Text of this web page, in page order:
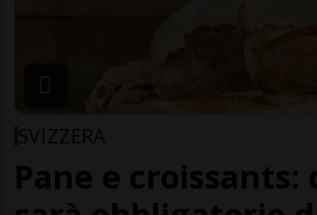
SVIZZERA
Pane e